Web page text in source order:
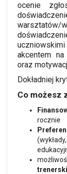
ocenie
uczniowskimi
akcentem
oraz
Dokładniej
Co możesz
rocznie